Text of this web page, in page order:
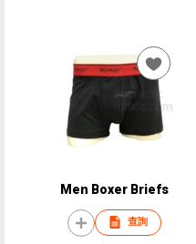
Men Boxer Briefs
查詢